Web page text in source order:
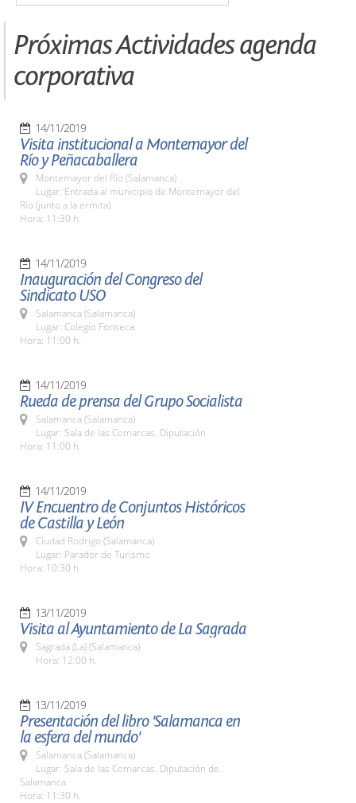
Próximas Actividades agenda
corporativa
14/11/2019
Visita institucional a Montemayor del
Río y Peñacaballera
Montemayor del Río (Salamanca)
Lugar: Entrada al municipio de Montemayor del
Río (junto a la ermita)
Hora: 11:30 h.
14/11/2019
Inauguración del Congreso del
Sindicato USO
Salamanca (Salamanca)
Lugar: Colegio Fonseca
Hora: 11:00 h.
14/11/2019
Rueda de prensa del Grupo Socialista
Salamanca (Salamanca)
Lugar: Sala de las Comarcas. Diputación
Hora: 11:00 h.
14/11/2019
IV Encuentro de Conjuntos Históricos
de Castilla y León
Ciudad Rodrigo (Salamanca)
Lugar: Parador de Turismo
Hora: 10:30 h.
13/11/2019
Visita al Ayuntamiento de La Sagrada
Sagrada (La) (Salamanca)
Hora: 12:00 h.
13/11/2019
Presentación del libro 'Salamanca en
la esfera del mundo'
Salamanca (Salamanca)
Lugar: Sala de las Comarcas. Diputación de
Salamanca
Hora: 11:30 h.